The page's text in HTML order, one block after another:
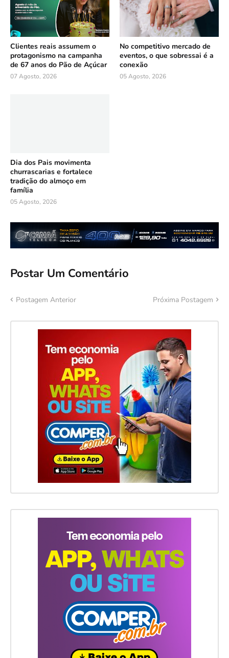
Clientes reais assumem o
protagonismo na campanha
de 67 anos do Pão de Açúcar
07 Agosto, 2026
No competitivo mercado de
eventos, o que sobressai é a
conexão
05 Agosto, 2026
Dia dos Pais movimenta
churrascarias e fortalece
tradição do almoço em
família
05 Agosto, 2026
Postar Um Comentário
Postagem Anterior Próxima Postagem